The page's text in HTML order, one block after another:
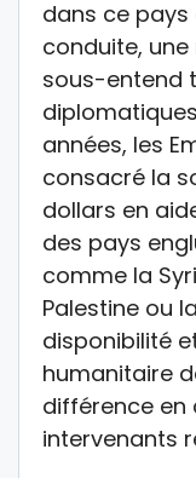
dans ce pays
conduite,
sous-entend
années, les
consacré la
dollars en
des pays
comme la
Palestine ou
disponibilité
humanitaire
différence en
intervenants